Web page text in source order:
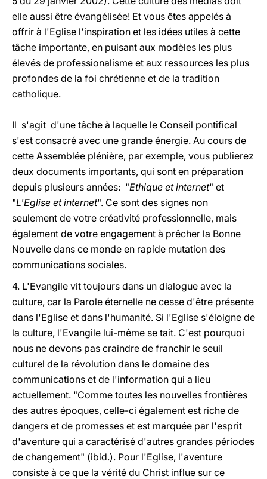
elle aussi être évangélisée! Et vous êtes appelés à
offrir à l'Eglise l'inspiration et les idées utiles à cette
tâche importante, en puisant aux modèles les plus
élevés de professionalisme et aux ressources les plus
profondes de la foi chrétienne et de la tradition
catholique.
Il s'agit d'une tâche à laquelle le Conseil pontifical
s'est consacré avec une grande énergie. Au cours de
cette Assemblée plénière, par exemple, vous publierez
deux documents importants, qui sont en préparation
depuis plusieurs années: "Ethique et internet" et
"L'Eglise et internet". Ce sont des signes non
seulement de votre créativité professionnelle, mais
également de votre engagement à prêcher la Bonne
Nouvelle dans ce monde en rapide mutation des
communications sociales.
4. L'Evangile vit toujours dans un dialogue avec la
culture, car la Parole éternelle ne cesse d'être présente
dans l'Eglise et dans l'humanité. Si l'Eglise s'éloigne de
la culture, l'Evangile lui-même se tait. C'est pourquoi
nous ne devons pas craindre de franchir le seuil
culturel de la révolution dans le domaine des
communications et de l'information qui a lieu
actuellement. "Comme toutes les nouvelles frontières
des autres époques, celle-ci également est riche de
dangers et de promesses et est marquée par l'esprit
d'aventure qui a caractérisé d'autres grandes périodes
de changement" (ibid.). Pour l'Eglise, l'aventure
consiste à ce que la vérité du Christ influe sur ce